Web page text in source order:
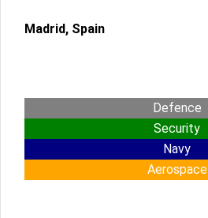
Madrid, Spain
Defence
Security
Navy
Aerospace